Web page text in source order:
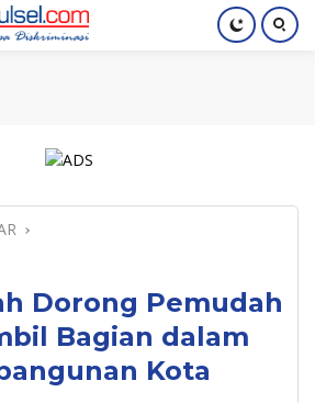
Index
Dorong Pemudah
Bagian dalam
Kota